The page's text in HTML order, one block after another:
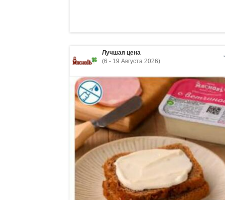
Лучшая цена
(6 - 19 Августа 2026)